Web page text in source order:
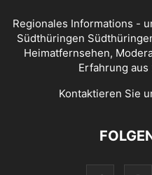
Regionales Informations -
Südthüringen
Heimatfernsehen,
Erfahrung
Kontaktieren Sie